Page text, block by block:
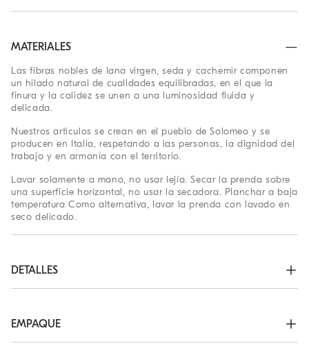
MATERIALES
Las fibras nobles de lana virgen, seda y cachemir componen
un hilado natural de cualidades equilibradas, en el que la
finura y la calidez se unen a una luminosidad fluida y
delicada.
Nuestros artículos se crean en el pueblo de Solomeo y se
producen en Italia, respetando a las personas, la dignidad del
trabajo y en armonía con el territorio.
Lavar solamente a mano, no usar lejía. Secar la prenda sobre
una superficie horizontal, no usar la secadora. Planchar a baja
temperatura Como alternativa, lavar la prenda con lavado en
seco delicado.
DETALLES
50% LANA VIRGEN, 30% SEDA, 20% CACHEMIR
EMPAQUE